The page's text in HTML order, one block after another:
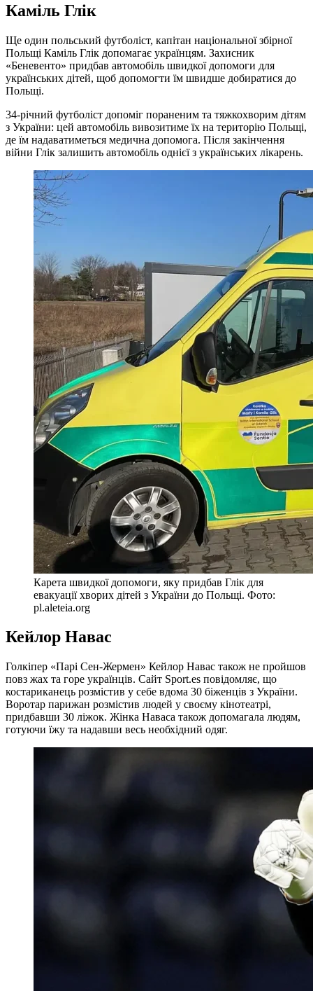
Каміль Глік
Ще один польський футболіст, капітан національної збірної
Польщі Каміль Глік допомагає українцям. Захисник
«Беневенто» придбав автомобіль швидкої допомоги для
українських дітей, щоб допомогти їм швидше добиратися до
Польщі.
34-річний футболіст допоміг пораненим та тяжкохворим дітям
з України: цей автомобіль вивозитиме їх на територію Польщі,
де їм надаватиметься медична допомога. Після закінчення
війни Глік залишить автомобіль однієї з українських лікарень.
Карета швидкої допомоги, яку придбав Глік для
евакуації хворих дітей з України до Польщі. Фото:
pl.aleteia.org
Кейлор Навас
Голкіпер «Парі Сен-Жермен» Кейлор Навас також не пройшов
повз жах та горе українців. Сайт Sport.es повідомляє, що
костариканець розмістив у себе вдома 30 біженців з України.
Воротар парижан розмістив людей у своєму кінотеатрі,
придбавши 30 ліжок. Жінка Наваса також допомагала людям,
готуючи їжу та надавши весь необхідний одяг.